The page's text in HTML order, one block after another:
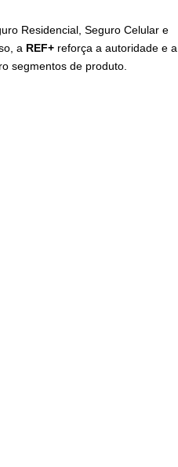
Residencial, Seguro Celular e
a REF+ reforça a autoridade e a
segmentos de produto.